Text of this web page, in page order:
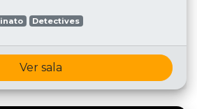
Detectives
Ver sala